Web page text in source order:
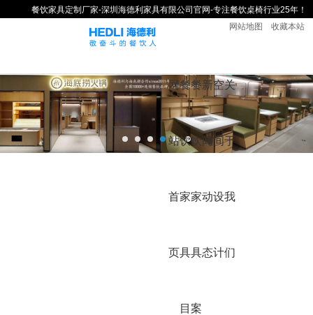
餐饮家具定制厂家-深圳海德利家具有限公司官网-专注餐饮桌椅行业25年！
收藏本站
网站地图
网
站
首
页
餐
饮
家
具
目
餐
饮
家
具
案
新
闻
动
态
空
间
设
计
关
于
我
们